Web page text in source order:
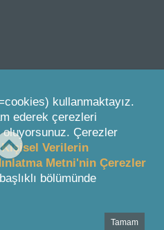
A.Ş.
kullanmaktayız.
ederek çerezleri
Çerezler
Kişisel Verilerin
Metni'nin Çerezler
başlıklı bölümünde
Tamam